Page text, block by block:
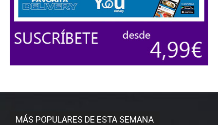
MÁS POPULARES DE ESTA SEMANA